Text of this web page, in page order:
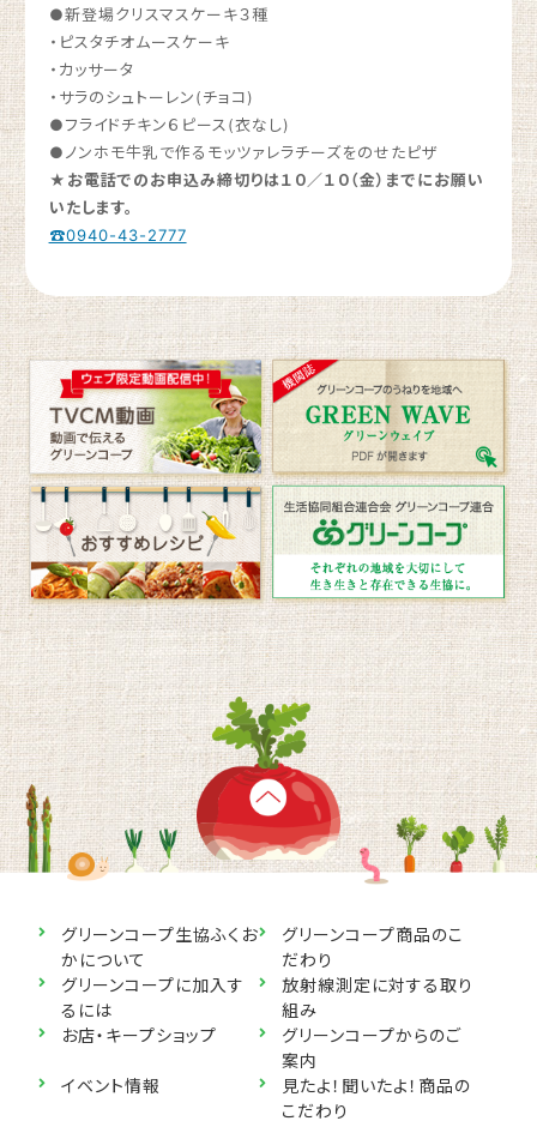
●新登場クリスマスケーキ３種
・ピスタチオムースケーキ
・カッサータ
・サラのシュトーレン(チョコ)
●フライドチキン６ピース(衣なし)
●ノンホモ牛乳で作るモッツァレラチーズをのせたピザ
★ お電話でのお申込み締切りは１０／１０（金）までにお願い
いたします。
☎0940-43-2777
グリーンコープ生協ふくお
かについて
グリーンコープ商品のこ
だわり
グリーンコープに加入す
るには
放射線測定に対する取り
組み
お店・キープショップ
グリーンコープからのご
案内
イベント情報
見たよ！聞いたよ！商品の
こだわり